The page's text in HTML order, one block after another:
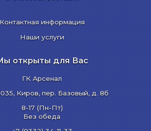
Контактная информация
Наши услуги
открыты для Вас
ГК Арсенал
, Киров, пер. Базовый, д. 8б
8-17 (Пн-Пт)
Без обеда